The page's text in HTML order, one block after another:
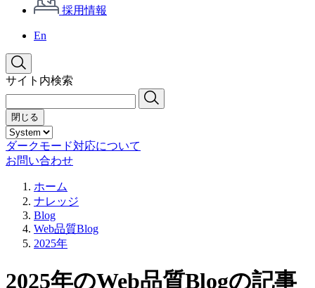
採用情報
En
サイト内検索
閉じる
ダークモード対応について
お問い合わせ
ホーム
ナレッジ
Blog
Web品質Blog
2025年
2025年のWeb品質Blogの記事